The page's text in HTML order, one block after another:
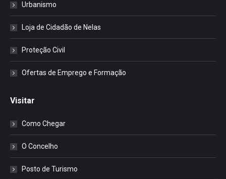
Urbanismo
Loja de Cidadão de Nelas
Proteção Civil
Ofertas de Emprego e Formação
Visitar
Como Chegar
O Concelho
Posto de Turismo